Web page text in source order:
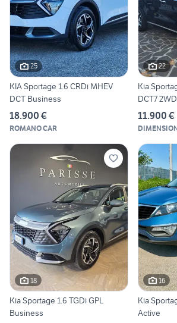
25
KIA Sportage 1.6 CRDi MHEV
DCT Business
18.900 €
ROMANO CAR
22
Kia
DCT7
11.900 €
18
Kia Sportage 1.6 TGDi GPL
Business
16
Kia
Active